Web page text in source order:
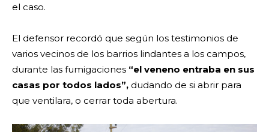
el caso.
El defensor recordó que según los testimonios de
varios vecinos de los barrios lindantes a los campos,
durante las fumigaciones “el veneno entraba en sus
casas por todos lados”, dudando de si abrir para
que ventilara, o cerrar toda abertura.